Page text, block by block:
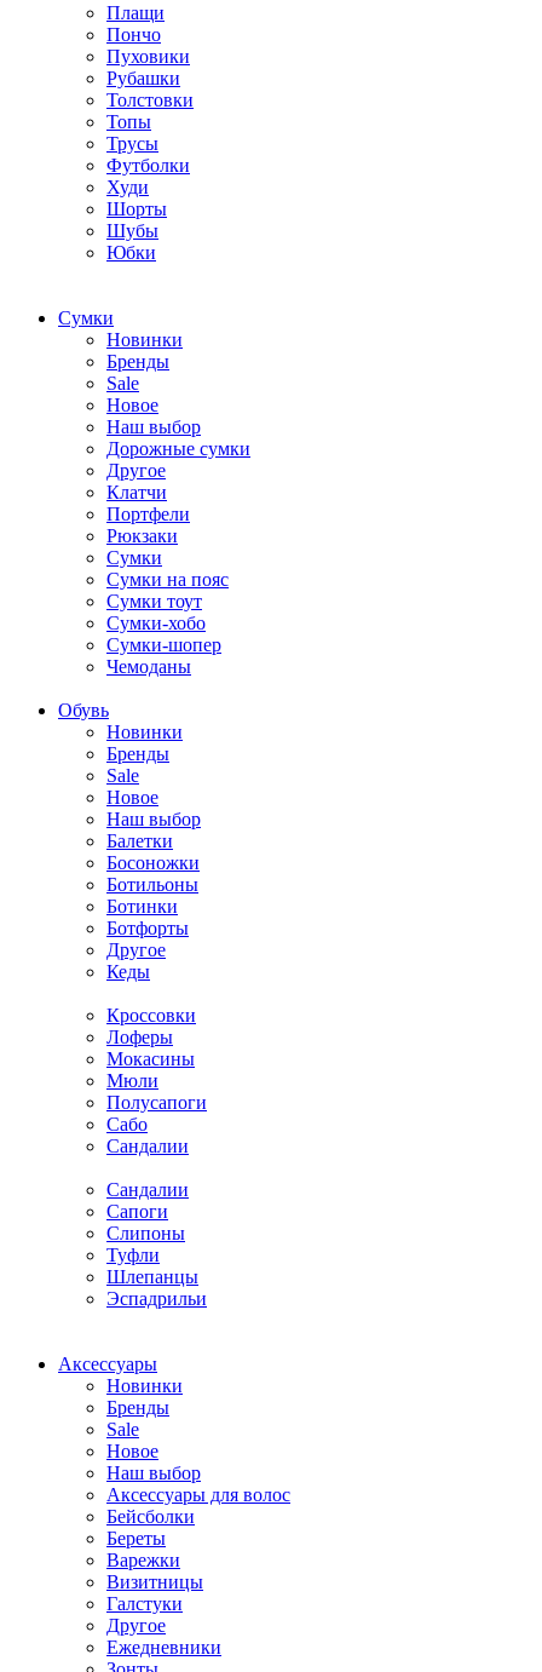
Плащи
Пончо
Пуховики
Рубашки
Толстовки
Топы
Трусы
Футболки
Худи
Шорты
Шубы
Юбки
Cумки
Новинки
Бренды
Sale
Новое
Наш выбор
Дорожные сумки
Другое
Клатчи
Портфели
Рюкзаки
Сумки
Сумки на пояс
Сумки тоут
Сумки-хобо
Сумки-шопер
Чемоданы
Обувь
Новинки
Бренды
Sale
Новое
Наш выбор
Балетки
Босоножки
Ботильоны
Ботинки
Ботфорты
Другое
Кеды
Кроссовки
Лоферы
Мокасины
Мюли
Полусапоги
Сабо
Сандалии
Сандалии
Сапоги
Слипоны
Туфли
Шлепанцы
Эспадрильи
Аксессуары
Новинки
Бренды
Sale
Новое
Наш выбор
Аксессуары для волос
Бейсболки
Береты
Варежки
Визитницы
Галстуки
Другое
Ежедневники